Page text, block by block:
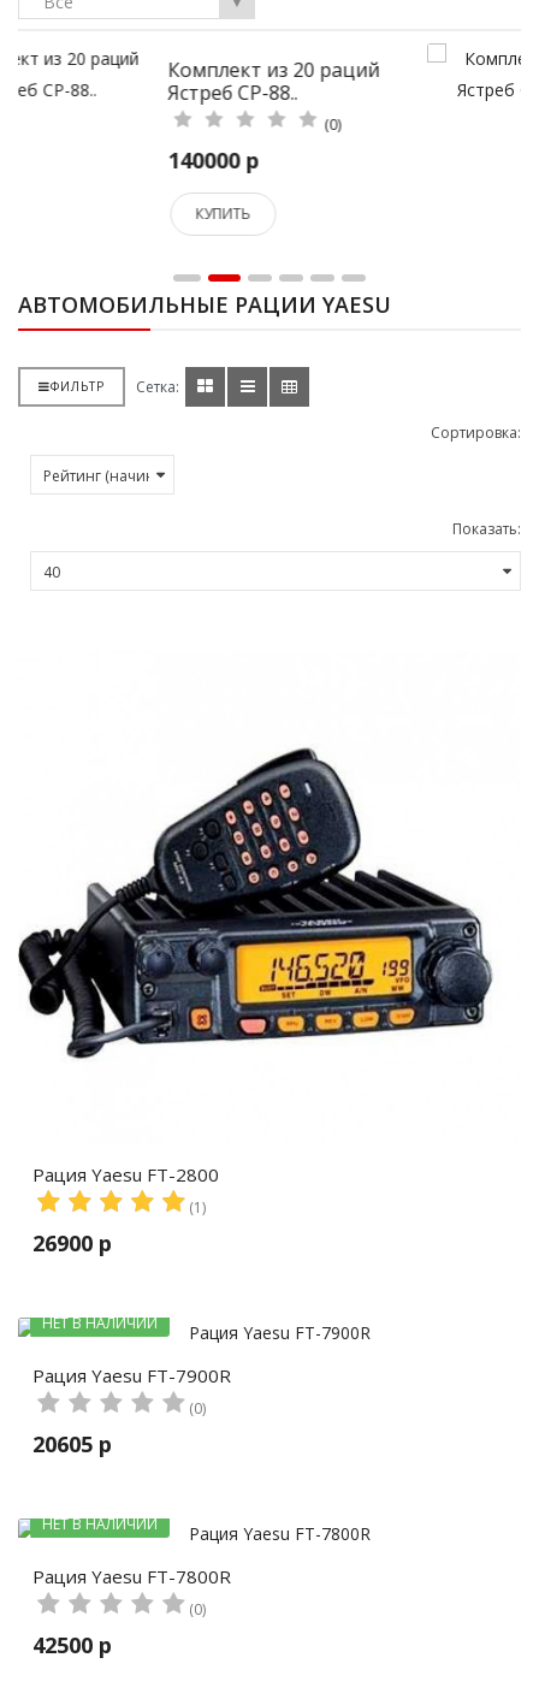
Комплект из 6 Раций
Ястреб СР-450 New..
АВТОМОБИЛЬНЫЕ РАЦИИ YAESU
ФИЛЬТР Сетка:
Сортировка:
Показать:
Рация Yaesu FT-2800
(1)
26900 р
НЕТ В НАЛИЧИИ
Рация Yaesu FT-7900R
(0)
20605 р
НЕТ В НАЛИЧИИ
Рация Yaesu FT-7800R
(0)
42500 р